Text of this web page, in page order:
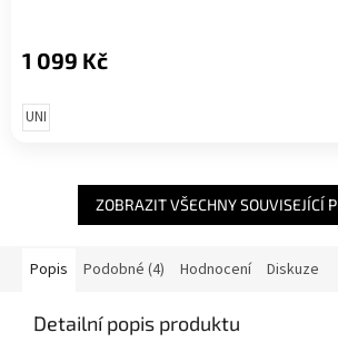
1 099 Kč
UNI
ZOBRAZIT VŠECHNY SOUVISEJÍCÍ
Popis Podobné (4) Hodnocení Diskuze
Detailní popis produktu